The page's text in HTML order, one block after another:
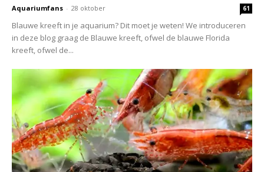
Aquariumfans - 28 oktober 61
Blauwe kreeft in je aquarium? Dit moet je weten! We introduceren
in deze blog graag de Blauwe kreeft, ofwel de blauwe Florida
kreeft, ofwel de...